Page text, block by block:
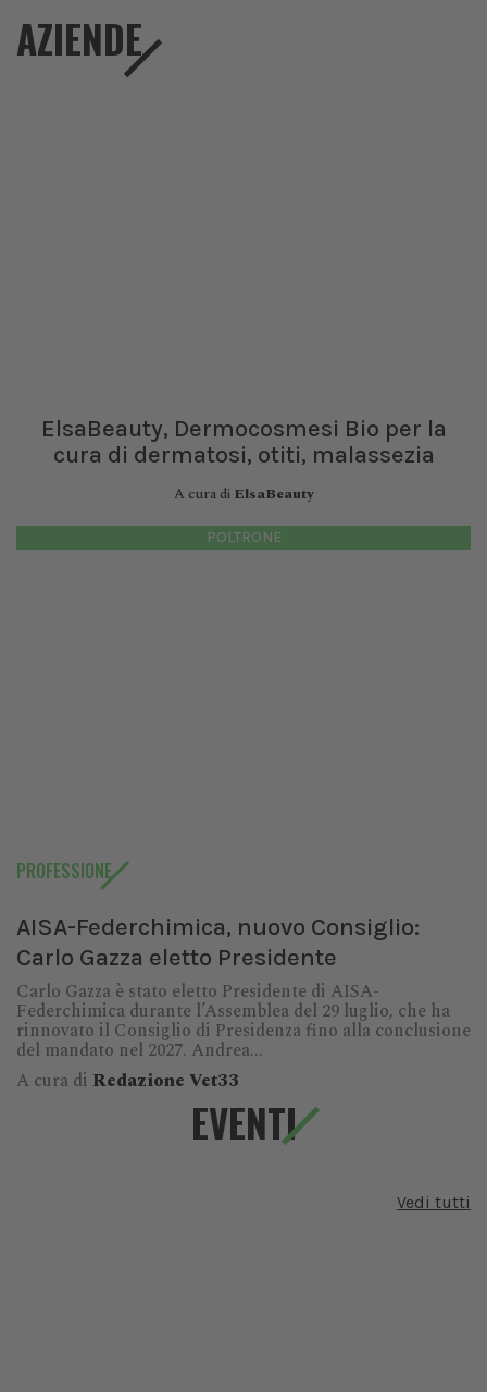
AZIENDE
ElsaBeauty, Dermocosmesi Bio per la
cura di dermatosi, otiti, malassezia
A cura di ElsaBeauty
POLTRONE
PROFESSIONE
AISA-Federchimica, nuovo Consiglio:
Carlo Gazza eletto Presidente
Carlo Gazza è stato eletto Presidente di AISA-
Federchimica durante l’Assemblea del 29 luglio, che ha
rinnovato il Consiglio di Presidenza fino alla conclusione
del mandato nel 2027. Andrea...
A cura di Redazione Vet33
EVENTI
Vedi tutti